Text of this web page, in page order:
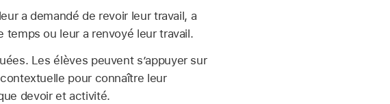
a demandé de revoir leur travail, a
ou leur a renvoyé leur travail.
Les élèves peuvent s’appuyer sur
pour connaître leur
devoir et activité.